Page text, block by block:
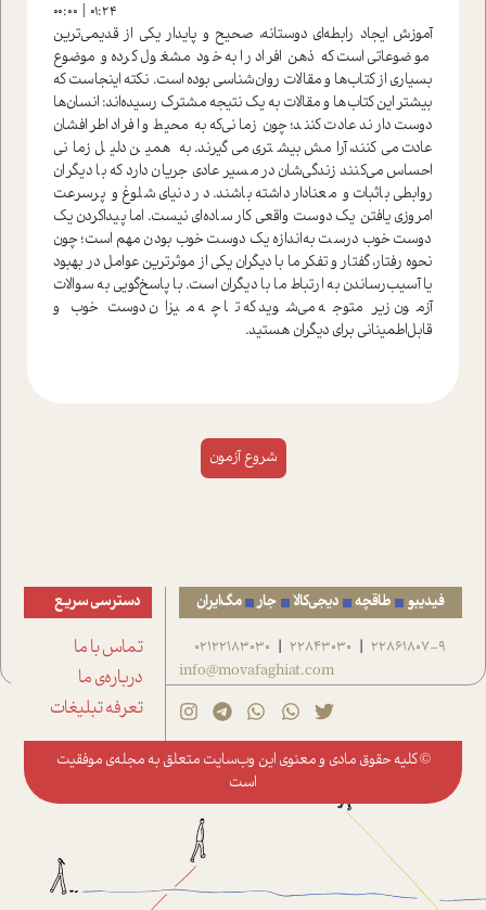
00:00
01:24
آموزش ایجاد رابطه‌ای دوستانه‌، صحیح و پایدار یکی از قدیمی‌ترین
موضوعاتی است که ذهن افراد را به خود مشغول کرده و موضوع
بسیاری از کتاب‌‌ها و مقالات روان‌شناسی بوده است. نکته اینجاست که
بیشتر این کتاب‌ها و مقالات به یک نتیجه مشترک رسیده‌اند: انسان‌ها
دوست دارند عادت کنند؛ چون زمانی‌که به محیط و افراد اطرافشان
عادت می‌کنند، آرامش بیشتری می‌گیرند. به همین دلیل زمانی
احساس می‌کنند زندگی‌شان در مسیر عادی جریان دارد که با دیگران
روابطی باثبات و معنادار داشته باشند. در دنیای شلوغ و پرسرعت
امروزی یافتن یک دوست واقعی کار ساده‌ای نیست. اما پیداکردن یک
دوست خوب درست به‌اندازه یک دوست خوب بودن مهم است؛ چون
نحوه رفتار، گفتار و تفکر ما با دیگران یکی از موثرترین عوامل در بهبود
یا آسیب‌رساندن به ارتباط ما با دیگران است. با پاسخ‌گویی به سوالات
آزمون زیر متوجه می‌شوید که تا چه میزان دوست خوب و
قابل‌اطمینانی برای دیگران هستید.
فیدیبو طاقچه دیجی‌کالا جار مگ‌ایران
22861807-9
|
22843030
|
02122183030
info@movafaghiat.com
دسترسی سریع
تماس با ما
درباره‌ی ما
تعرفه تبلیغات
© کلیه حقوق مادی و معنوی این وب‌سایت متعلق به مجله‌ی موفقیت
است